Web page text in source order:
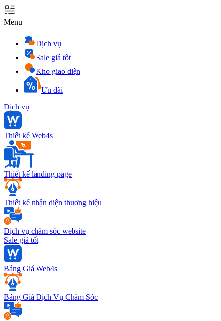
Menu
Dịch vụ
Sale giá tốt
Kho giao diện
Ưu đãi
Dịch vụ
Thiết kế Web4s
Thiết kế landing page
Thiết kế nhận diện thương hiệu
Dịch vụ chăm sóc website
Sale giá tốt
Bảng Giá Web4s
Bảng Giá Dịch Vụ Chăm Sóc